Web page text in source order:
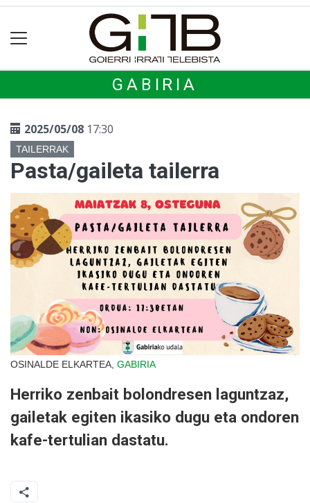
GABIRIA
2025/05/08 17:30
TAILERRAK
Pasta/gaileta tailerra
OSINALDE ELKARTEA, GABIRIA
Herriko zenbait bolondresen laguntzaz,
gailetak egiten ikasiko dugu eta ondoren
kafe-tertulian dastatu.